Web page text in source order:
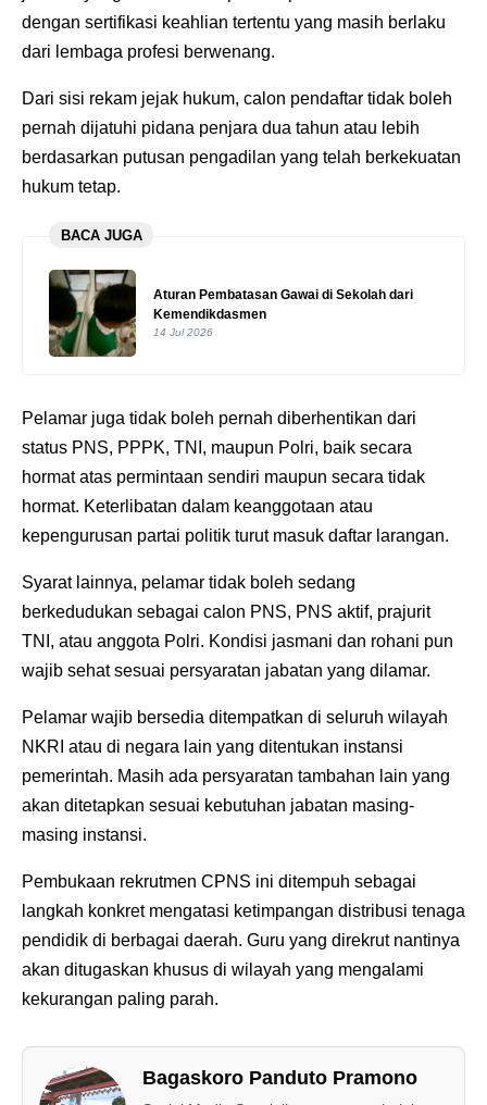
dengan sertifikasi keahlian tertentu yang masih berlaku
dari lembaga profesi berwenang.
Dari sisi rekam jejak hukum, calon pendaftar tidak boleh
pernah dijatuhi pidana penjara dua tahun atau lebih
berdasarkan putusan pengadilan yang telah berkekuatan
hukum tetap.
BACA JUGA
Aturan Pembatasan Gawai di Sekolah dari
Kemendikdasmen
14 Jul 2026
Pelamar juga tidak boleh pernah diberhentikan dari
status PNS, PPPK, TNI, maupun Polri, baik secara
hormat atas permintaan sendiri maupun secara tidak
hormat. Keterlibatan dalam keanggotaan atau
kepengurusan partai politik turut masuk daftar larangan.
Syarat lainnya, pelamar tidak boleh sedang
berkedudukan sebagai calon PNS, PNS aktif, prajurit
TNI, atau anggota Polri. Kondisi jasmani dan rohani pun
wajib sehat sesuai persyaratan jabatan yang dilamar.
Pelamar wajib bersedia ditempatkan di seluruh wilayah
NKRI atau di negara lain yang ditentukan instansi
pemerintah. Masih ada persyaratan tambahan lain yang
akan ditetapkan sesuai kebutuhan jabatan masing-
masing instansi.
Pembukaan rekrutmen CPNS ini ditempuh sebagai
langkah konkret mengatasi ketimpangan distribusi tenaga
pendidik di berbagai daerah. Guru yang direkrut nantinya
akan ditugaskan khusus di wilayah yang mengalami
kekurangan paling parah.
Bagaskoro Panduto Pramono